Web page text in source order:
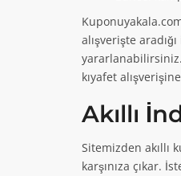
alışverişte
kıyafet
Akıllı
Sitemizden akıllı
karşınıza çıkar.